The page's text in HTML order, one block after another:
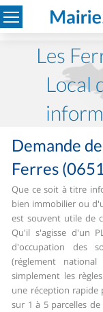
Les
Local
Demande
Ferres
Que ce soit à titre
bien immobilier ou
est souvent utile de
Qu'il s'agisse d'un
d'occupation des
(réglement
simplement les
une réception rapide
sur 1 à 5 parcelles